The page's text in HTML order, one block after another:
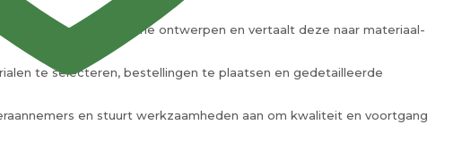
E offertes en technische ontwerpen en vertaalt deze naar materiaal-
te selecteren, bestellingen te plaatsen en gedetailleerde
en stuurt werkzaamheden aan om kwaliteit en voortgang